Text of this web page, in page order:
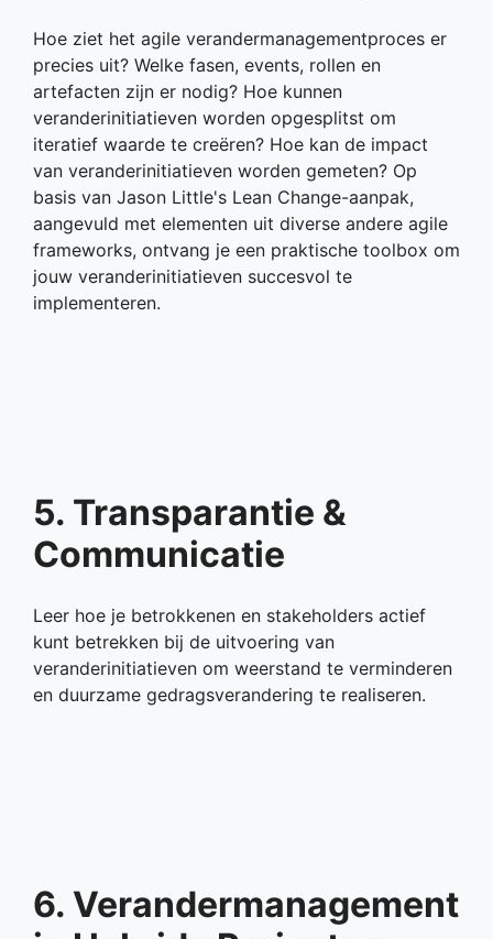
Hoe ziet het agile verandermanagementproces er
precies uit? Welke fasen, events, rollen en
artefacten zijn er nodig? Hoe kunnen
veranderinitiatieven worden opgesplitst om
iteratief waarde te creëren? Hoe kan de impact
van veranderinitiatieven worden gemeten? Op
basis van Jason Little's Lean Change-aanpak,
aangevuld met elementen uit diverse andere agile
frameworks, ontvang je een praktische toolbox om
jouw veranderinitiatieven succesvol te
implementeren.
5. Transparantie &
Communicatie
Leer hoe je betrokkenen en stakeholders actief
kunt betrekken bij de uitvoering van
veranderinitiatieven om weerstand te verminderen
en duurzame gedragsverandering te realiseren.
6. Verandermanagement